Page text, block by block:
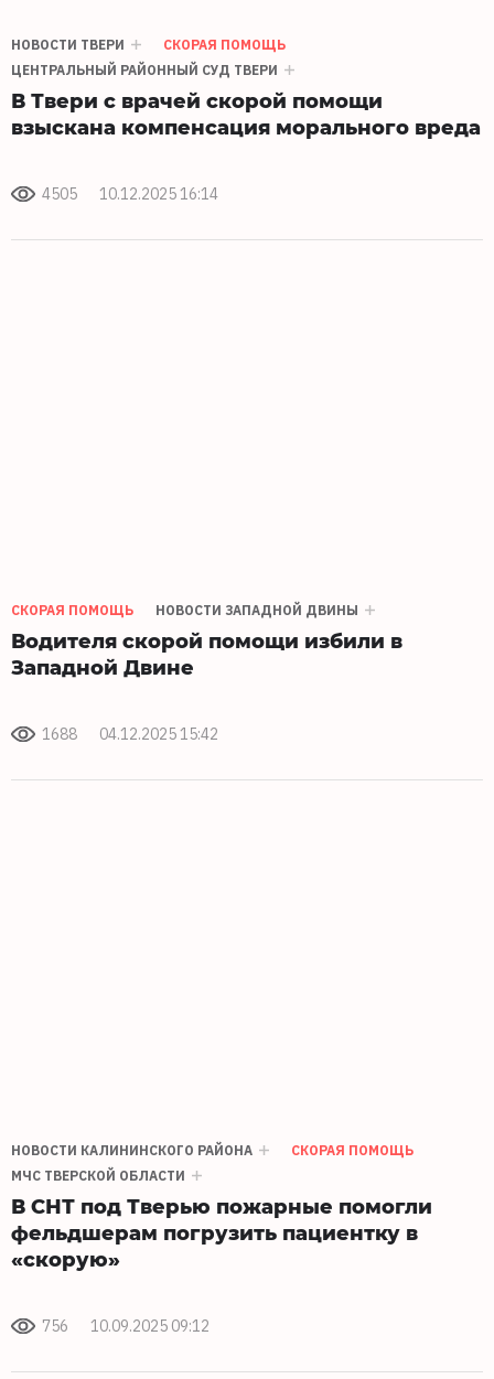
НОВОСТИ ТВЕРИ
СКОРАЯ ПОМОЩЬ
ЦЕНТРАЛЬНЫЙ РАЙОННЫЙ СУД ТВЕРИ
В Твери с врачей скорой помощи
взыскана компенсация морального вреда
4505 10.12.2025 16:14
СКОРАЯ ПОМОЩЬ НОВОСТИ ЗАПАДНОЙ ДВИНЫ
Водителя скорой помощи избили в
Западной Двине
1688 04.12.2025 15:42
НОВОСТИ КАЛИНИНСКОГО РАЙОНА
СКОРАЯ ПОМОЩЬ
МЧС ТВЕРСКОЙ ОБЛАСТИ
В СНТ под Тверью пожарные помогли
фельдшерам погрузить пациентку в
«скорую»
756 10.09.2025 09:12